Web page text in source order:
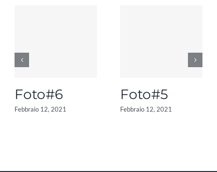
Foto#6
Febbraio 12, 2021
Foto#5
Febbraio 12, 2021